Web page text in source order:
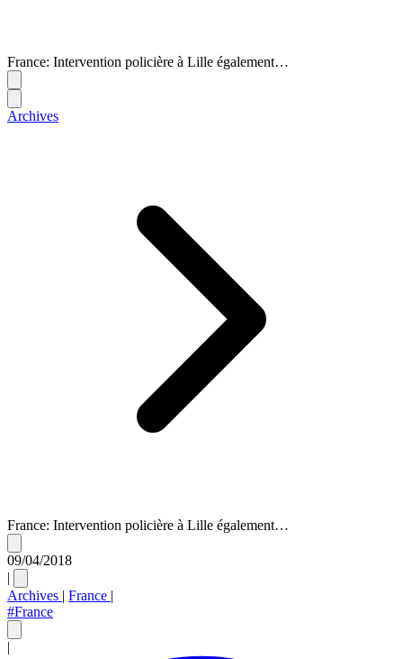
France: Intervention policière à Lille également…
Archives
France: Intervention policière à Lille également…
09/04/2018
|
Archives | France |
#France
|